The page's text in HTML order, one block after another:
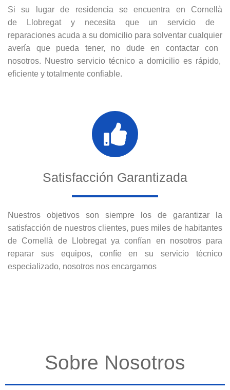
Si su lugar de residencia se encuentra en Cornell à
de Ll obregatynecesita que un servicio de
reparaciones acuda a su domicil io para solventar cual quier
avería que pueda tener, no dude en contactarcon
nosotros. Nuestro servicio técnico a domicil io es rápido,
eficiente y total mente confiable.
Satisfacción Garantizada
Nuestros objetivos son siempre los de garantizar la
satisfacción de nuestros clientes, pues miles de habitantes
de Cornellà de Llobregat ya confían en nosotros para
reparar sus equipos, confíe en su servicio técnico
especializado, nosotros nos encargamos
Sobre Nosotros